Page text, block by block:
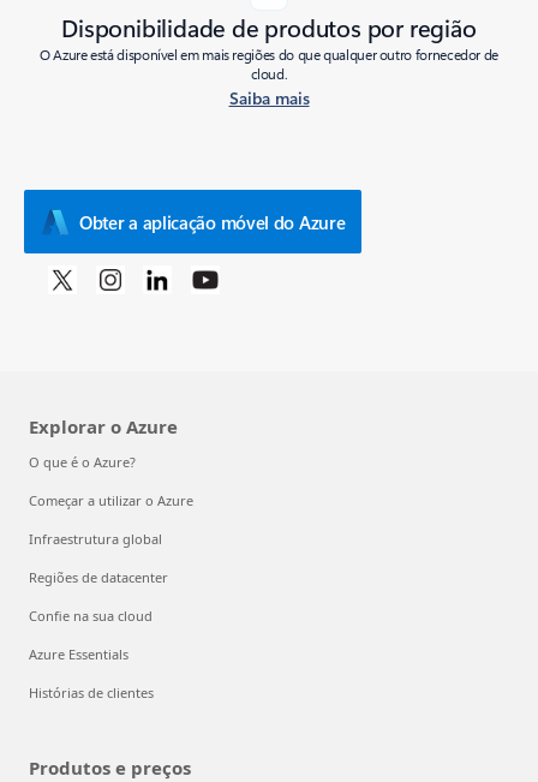
Disponibilidade de produtos por região
O Azure está disponível em mais regiões do que qualquer outro fornecedor de
cloud.
Saiba mais
Obter a aplicação móvel do Azure
Explorar o Azure
O que é o Azure?
Começar a utilizar o Azure
Infraestrutura global
Regiões de datacenter
Confie na sua cloud
Azure Essentials
Histórias de clientes
Produtos e preços